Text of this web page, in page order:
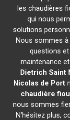
les chaudières
qui nous
solutions
Nous sommes
questions
maintenance
Dietrich Saint
Nicolas de Port
chaudière
nous sommes
N'hésitez plus,